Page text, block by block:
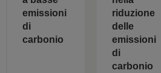
emissioni
di
carbonio
riduzione
delle
emissioni
di
carbonio